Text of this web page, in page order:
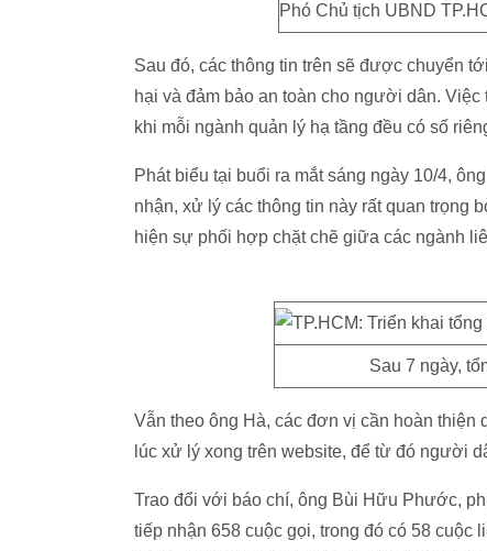
Phó Chủ tịch UBND
Sau đó, các thông tin trên sẽ được chuyển
hại và đảm bảo an toàn cho người dân.
khi mỗi ngành quản lý hạ tầng đều có số
Phát biểu tại buổi ra mắt sáng ngày 10/4,
nhận, xử lý các thông tin này rất quan trọng
hiện sự phối hợp chặt chẽ giữa các ngành
Sau 7 ngày,
Vẫn theo ông Hà, các đơn vị cần hoàn thiện
lúc xử lý xong trên website, để từ đó người
Trao đổi với báo chí, ông Bùi Hữu Phước,
tiếp nhận 658 cuộc gọi, trong đó có 58 cuộc